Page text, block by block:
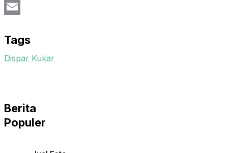
Twitter
Tags
Dispar Kukar
Berita
Populer